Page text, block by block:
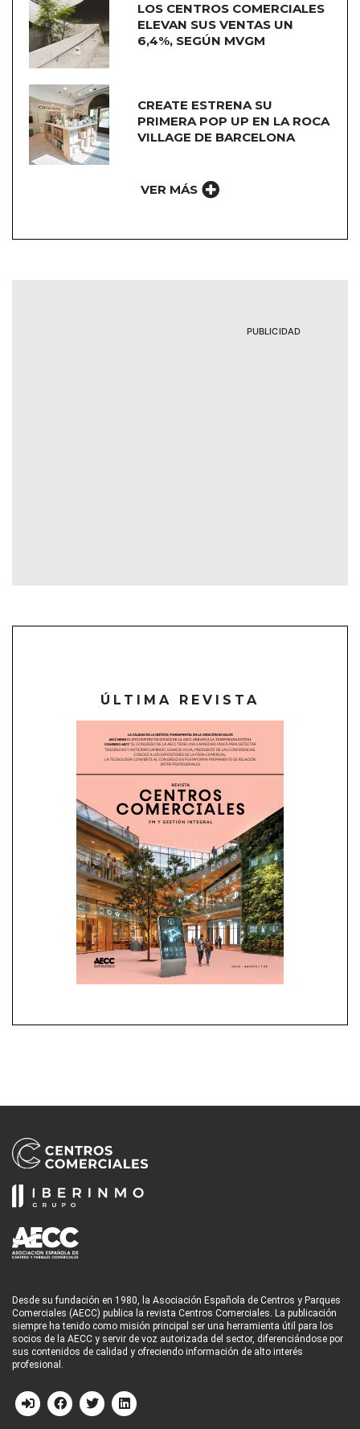
LOS CENTROS COMERCIALES
ELEVAN SUS VENTAS UN
6,4%, SEGÚN MVGM
CREATE ESTRENA SU
PRIMERA POP UP EN LA ROCA
VILLAGE DE BARCELONA
VER MÁS
PUBLICIDAD
ÚLTIMA REVISTA
Desde su fundación en 1980, la Asociación Española de Centros y Parques
Comerciales (AECC) publica la revista Centros Comerciales. La publicación
siempre ha tenido como misión principal ser una herramienta útil para los
socios de la AECC y servir de voz autorizada del sector, diferenciándose por
sus contenidos de calidad y ofreciendo información de alto interés
profesional.